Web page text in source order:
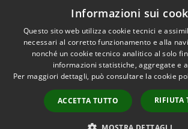
Albo Pretorio
Accessibilità
Copyright
Informazioni sui
Questo sito web utilizza cookie tecnici e
necessari al corretto funzionamento e alla
nonché un cookie tecnico analitico al solo
informazioni statistiche, aggregate e
Per maggiori dettagli, può consultare la cookie
ACCETTA TUTTO RIFIUTA